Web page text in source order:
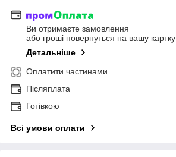
Ви отримаєте замовлення
або гроші повернуться на вашу картку
Детальніше
Оплатити частинами
Післяплата
Готівкою
Всі умови оплати